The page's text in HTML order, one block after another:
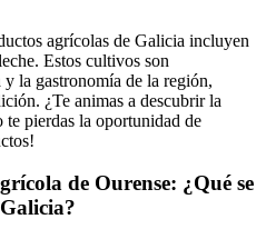
agrícolas de Galicia incluyen
Estos cultivos son
la gastronomía de la región,
¿Te animas a descubrir la
pierdas la oportunidad de
de Ourense: ¿Qué se